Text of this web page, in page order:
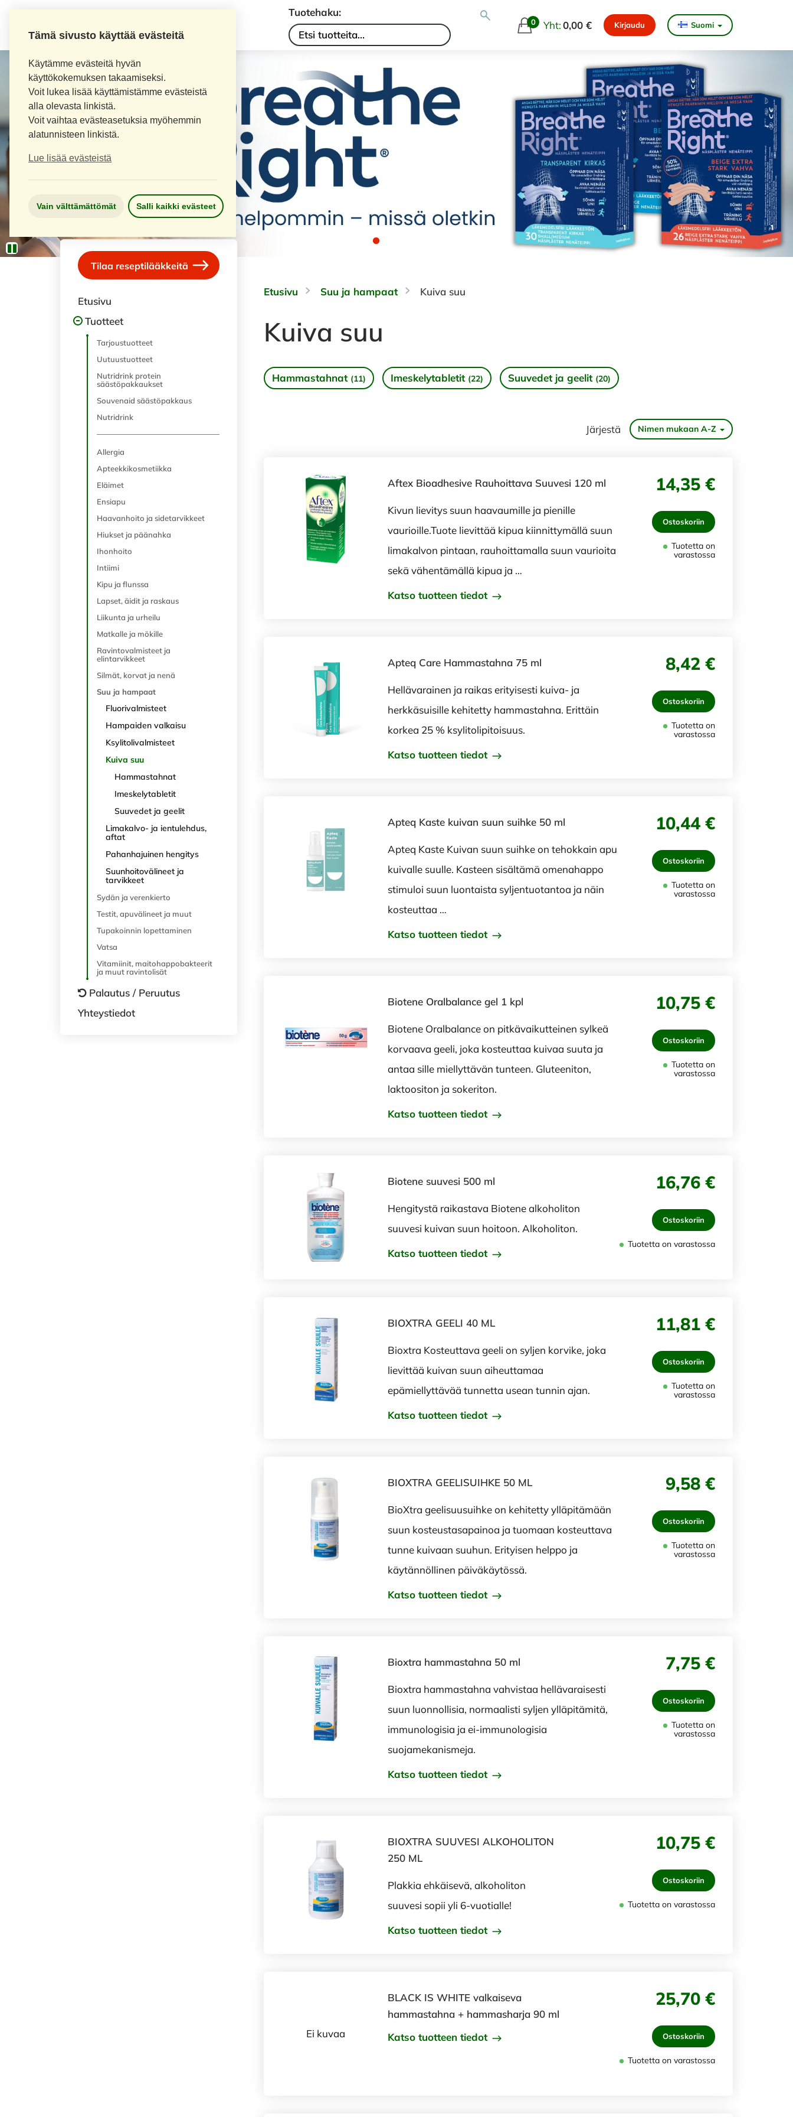
Tämä sivusto käyttää evästeitä
Käytämme evästeitä hyvän
käyttökokemuksen takaamiseksi.
Voit lukea lisää käyttämistämme evästeistä
alla olevasta linkistä.
Voit vaihtaa evästeasetuksia myöhemmin
alatunnisteen linkistä.
Lue lisää evästeistä
Vain välttämättömät Salli kaikki evästeet
Tuotehaku:
0 Yht:0,00 € Kirjaudu Suomi
Tilaa reseptilääkkeitä
Etusivu
Tuotteet
Tarjoustuotteet
Uutuustuotteet
Nutridrink protein
säästöpakkaukset
Souvenaid säästöpakkaus
Nutridrink
Allergia
Apteekkikosmetiikka
Eläimet
Ensiapu
Haavanhoito ja sidetarvikkeet
Hiukset ja päänahka
Ihonhoito
Intiimi
Kipu ja flunssa
Lapset, äidit ja raskaus
Liikunta ja urheilu
Matkalle ja mökille
Ravintovalmisteet ja
elintarvikkeet
Silmät, korvat ja nenä
Suu ja hampaat
Fluorivalmisteet
Hampaiden valkaisu
Ksylitolivalmisteet
Kuiva suu
Hammastahnat
Imeskelytabletit
Suuvedet ja geelit
Limakalvo- ja ientulehdus,
aftat
Pahanhajuinen hengitys
Suunhoitovälineet ja
tarvikkeet
Sydän ja verenkierto
Testit, apuvälineet ja muut
Tupakoinnin lopettaminen
Vatsa
Vitamiinit, maitohappobakteerit
ja muut ravintolisät
Palautus / Peruutus
Yhteystiedot
Etusivu Suu ja hampaat Kuiva suu
Kuiva suu
Hammastahnat (11) Imeskelytabletit (22) Suuvedet ja geelit (20)
Järjestä Nimen mukaan A-Z
Aftex Bioadhesive Rauhoittava Suuvesi 120 ml
Kivun lievitys suun haavaumille ja pienille
vaurioille.Tuote lievittää kipua kiinnittymällä suun
limakalvon pintaan, rauhoittamalla suun vaurioita
sekä vähentämällä kipua ja …
Katso tuotteen tiedot
14,35 €
Ostoskoriin
Tuotetta on
varastossa
Apteq Care Hammastahna 75 ml
Hellävarainen ja raikas erityisesti kuiva- ja
herkkäsuisille kehitetty hammastahna. Erittäin
korkea 25 % ksylitolipitoisuus.
Katso tuotteen tiedot
8,42 €
Ostoskoriin
Tuotetta on
varastossa
Apteq Kaste kuivan suun suihke 50 ml
Apteq Kaste Kuivan suun suihke on tehokkain apu
kuivalle suulle. Kasteen sisältämä omenahappo
stimuloi suun luontaista syljentuotantoa ja näin
kosteuttaa …
Katso tuotteen tiedot
10,44 €
Ostoskoriin
Tuotetta on
varastossa
Biotene Oralbalance gel 1 kpl
Biotene Oralbalance on pitkävaikutteinen sylkeä
korvaava geeli, joka kosteuttaa kuivaa suuta ja
antaa sille miellyttävän tunteen. Gluteeniton,
laktoositon ja sokeriton.
Katso tuotteen tiedot
10,75 €
Ostoskoriin
Tuotetta on
varastossa
Biotene suuvesi 500 ml
Hengitystä raikastava Biotene alkoholiton
suuvesi kuivan suun hoitoon. Alkoholiton.
Katso tuotteen tiedot
16,76 €
Ostoskoriin
Tuotetta on varastossa
BIOXTRA GEELI 40 ML
Bioxtra Kosteuttava geeli on syljen korvike, joka
lievittää kuivan suun aiheuttamaa
epämiellyttävää tunnetta usean tunnin ajan.
Katso tuotteen tiedot
11,81 €
Ostoskoriin
Tuotetta on
varastossa
BIOXTRA GEELISUIHKE 50 ML
BioXtra geelisuusuihke on kehitetty ylläpitämään
suun kosteustasapainoa ja tuomaan kosteuttava
tunne kuivaan suuhun. Erityisen helppo ja
käytännöllinen päiväkäytössä.
Katso tuotteen tiedot
9,58 €
Ostoskoriin
Tuotetta on
varastossa
Bioxtra hammastahna 50 ml
Bioxtra hammastahna vahvistaa hellävaraisesti
suun luonnollisia, normaalisti syljen ylläpitämitä,
immunologisia ja ei-immunologisia
suojamekanismeja.
Katso tuotteen tiedot
7,75 €
Ostoskoriin
Tuotetta on
varastossa
BIOXTRA SUUVESI ALKOHOLITON
250 ML
Plakkia ehkäisevä, alkoholiton
suuvesi sopii yli 6-vuotialle!
Katso tuotteen tiedot
10,75 €
Ostoskoriin
Tuotetta on varastossa
Ei kuvaa
BLACK IS WHITE valkaiseva
hammastahna + hammasharja 90 ml
Katso tuotteen tiedot
25,70 €
Ostoskoriin
Tuotetta on varastossa